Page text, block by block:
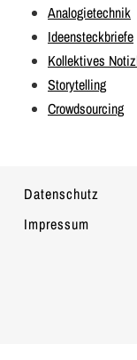
Analogietechnik
Ideensteckbriefe
Kollektives
Storytelling
Crowdsourcing
Datenschutz
Impressum